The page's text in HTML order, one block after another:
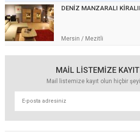
DENİZ MANZARALI
Mersin / Mezitli
MAİL LİSTEMİZE
Mail listemize kayıt olun hiçbir şeyi